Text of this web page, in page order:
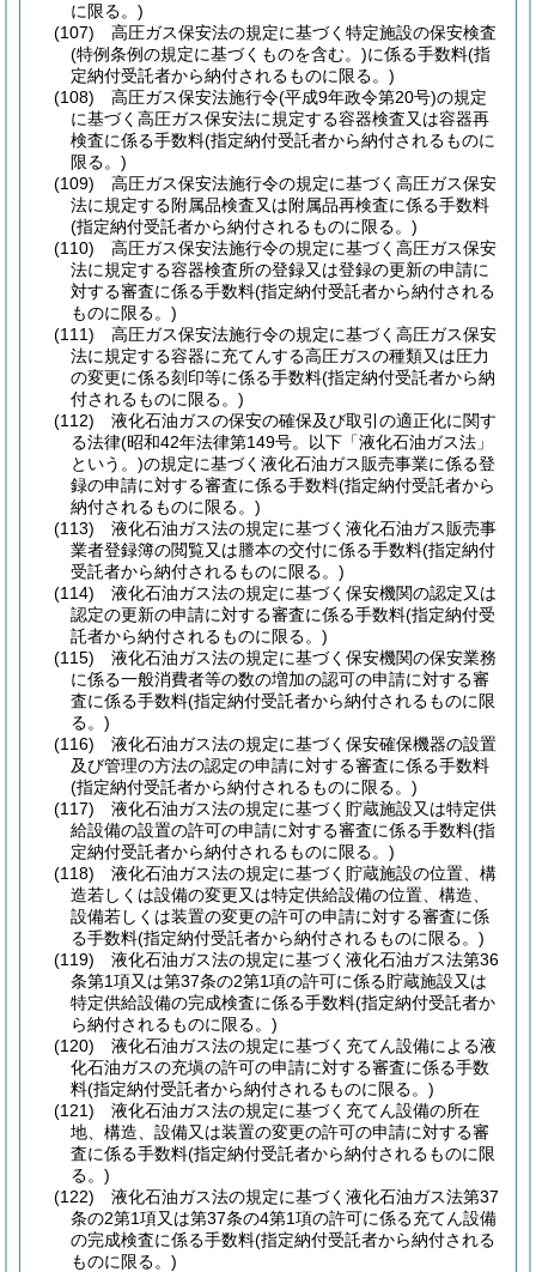
に限る。)
(107)
高圧ガス保安法の規定に基づく特定施設の保安検査
(特例条例の規定に基づくものを含む。)に係る手数料(指
定納付受託者から納付されるものに限る。)
(108)
高圧ガス保安法施行令(平成9年政令第20号)の規定
に基づく高圧ガス保安法に規定する容器検査又は容器再
検査に係る手数料(指定納付受託者から納付されるものに
限る。)
(109)
高圧ガス保安法施行令の規定に基づく高圧ガス保安
法に規定する附属品検査又は附属品再検査に係る手数料
(指定納付受託者から納付されるものに限る。)
(110)
高圧ガス保安法施行令の規定に基づく高圧ガス保安
法に規定する容器検査所の登録又は登録の更新の申請に
対する審査に係る手数料(指定納付受託者から納付される
ものに限る。)
(111)
高圧ガス保安法施行令の規定に基づく高圧ガス保安
法に規定する容器に充てんする高圧ガスの種類又は圧力
の変更に係る刻印等に係る手数料(指定納付受託者から納
付されるものに限る。)
(112)
液化石油ガスの保安の確保及び取引の適正化に関す
る法律(昭和42年法律第149号。以下「液化石油ガス法」
という。)の規定に基づく液化石油ガス販売事業に係る登
録の申請に対する審査に係る手数料(指定納付受託者から
納付されるものに限る。)
(113)
液化石油ガス法の規定に基づく液化石油ガス販売事
業者登録簿の閲覧又は謄本の交付に係る手数料(指定納付
受託者から納付されるものに限る。)
(114)
液化石油ガス法の規定に基づく保安機関の認定又は
認定の更新の申請に対する審査に係る手数料(指定納付受
託者から納付されるものに限る。)
(115)
液化石油ガス法の規定に基づく保安機関の保安業務
に係る一般消費者等の数の増加の認可の申請に対する審
査に係る手数料(指定納付受託者から納付されるものに限
る。)
(116)
液化石油ガス法の規定に基づく保安確保機器の設置
及び管理の方法の認定の申請に対する審査に係る手数料
(指定納付受託者から納付されるものに限る。)
(117)
液化石油ガス法の規定に基づく貯蔵施設又は特定供
給設備の設置の許可の申請に対する審査に係る手数料(指
定納付受託者から納付されるものに限る。)
(118)
液化石油ガス法の規定に基づく貯蔵施設の位置、構
造若しくは設備の変更又は特定供給設備の位置、構造、
設備若しくは装置の変更の許可の申請に対する審査に係
る手数料(指定納付受託者から納付されるものに限る。)
(119)
液化石油ガス法の規定に基づく液化石油ガス法第36
条第1項又は第37条の2第1項の許可に係る貯蔵施設又は
特定供給設備の完成検査に係る手数料(指定納付受託者か
ら納付されるものに限る。)
(120)
液化石油ガス法の規定に基づく充てん設備による液
化石油ガスの充塡の許可の申請に対する審査に係る手数
料(指定納付受託者から納付されるものに限る。)
(121)
液化石油ガス法の規定に基づく充てん設備の所在
地、構造、設備又は装置の変更の許可の申請に対する審
査に係る手数料(指定納付受託者から納付されるものに限
る。)
(122)
液化石油ガス法の規定に基づく液化石油ガス法第37
条の2第1項又は第37条の4第1項の許可に係る充てん設備
の完成検査に係る手数料(指定納付受託者から納付される
ものに限る。)